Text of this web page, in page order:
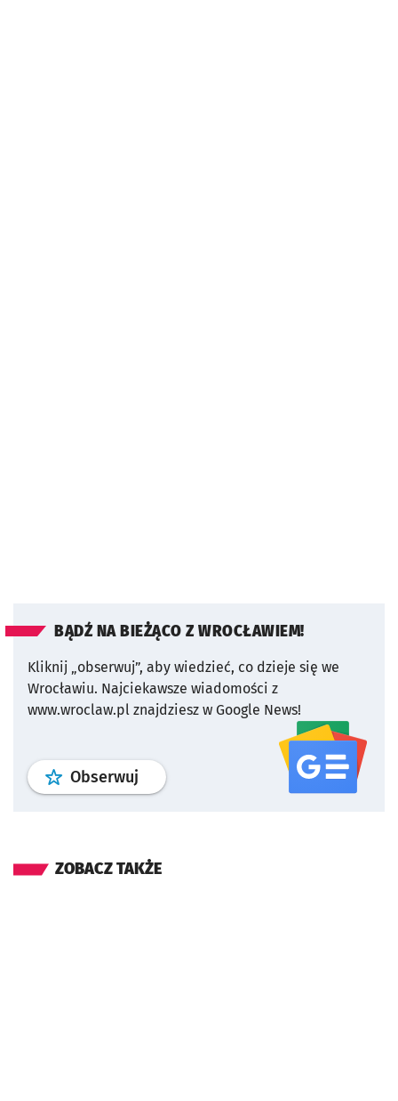
BĄDŹ NA BIEŻĄCO Z WROCŁAWIEM!
Kliknij „obserwuj”, aby wiedzieć, co dzieje się we
Wrocławiu. Najciekawsze wiadomości z
www.wroclaw.pl znajdziesz w Google News!
Obserwuj profil serwisu
ZOBACZ TAKŻE